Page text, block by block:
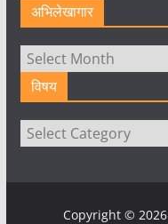
अभिलेखागार
अभिलेखागार
विषय
विषय
Copyright © 2026